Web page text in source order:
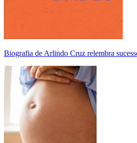
Biografia de Arlindo Cruz relembra